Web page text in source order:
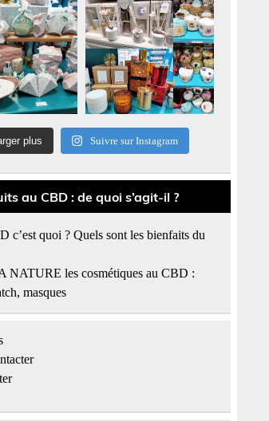
plus Suivre sur Instagram
au CBD : de quoi s’agit-il ?
c’est quoi ? Quels sont les bienfaits du
NATURE les cosmétiques au CBD :
masques